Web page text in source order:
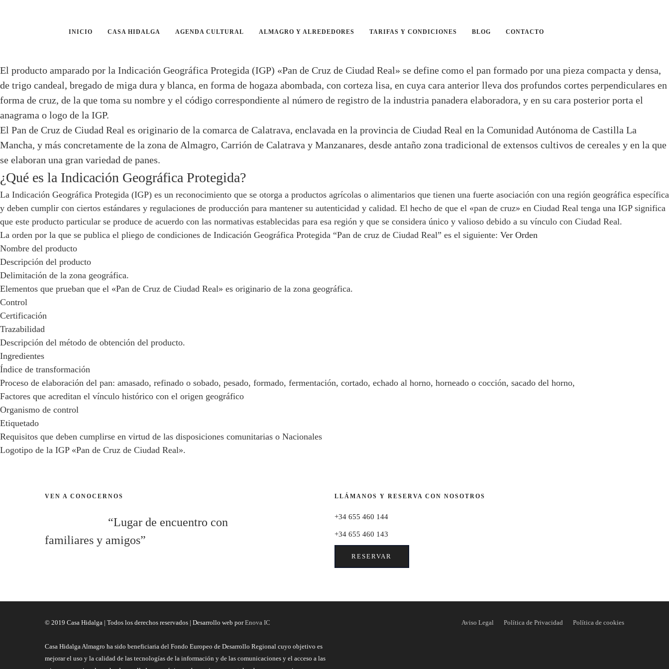
INICIO CASA HIDALGA AGENDA CULTURAL ALMAGRO Y ALREDEDORES TARIFAS Y CONDICIONES BLOG CONTACTO
El producto amparado por la Indicación Geográfica Protegida (IGP) «Pan de Cruz de Ciudad Real» se define como el pan formado por una pieza compacta y densa,
de trigo candeal, bregado de miga dura y blanca, en forma de hogaza abombada, con corteza lisa, en cuya cara anterior lleva dos profundos cortes perpendiculares en
forma de cruz, de la que toma su nombre y el código correspondiente al número de registro de la industria panadera elaboradora, y en su cara posterior porta el
anagrama o logo de la IGP.
El Pan de Cruz de Ciudad Real es originario de la comarca de Calatrava, enclavada en la provincia de Ciudad Real en la Comunidad Autónoma de Castilla La
Mancha, y más concretamente de la zona de Almagro, Carrión de Calatrava y Manzanares, desde antaño zona tradicional de extensos cultivos de cereales y en la que
se elaboran una gran variedad de panes.
¿Qué es la Indicación Geográfica Protegida?
La Indicación Geográfica Protegida (IGP) es un reconocimiento que se otorga a productos agrícolas o alimentarios que tienen una fuerte asociación con una región geográfica específica
y deben cumplir con ciertos estándares y regulaciones de producción para mantener su autenticidad y calidad. El hecho de que el «pan de cruz» en Ciudad Real tenga una IGP significa
que este producto particular se produce de acuerdo con las normativas establecidas para esa región y que se considera único y valioso debido a su vínculo con Ciudad Real.
La orden por la que se publica el pliego de condiciones de Indicación Geográfica Protegida “Pan de cruz de Ciudad Real” es el siguiente: Ver Orden
Nombre del producto
Descripción del producto
Delimitación de la zona geográfica.
Elementos que prueban que el «Pan de Cruz de Ciudad Real» es originario de la zona geográfica.
Control
Certificación
Trazabilidad
Descripción del método de obtención del producto.
Ingredientes
Índice de transformación
Proceso de elaboración del pan: amasado, refinado o sobado, pesado, formado, fermentación, cortado, echado al horno, horneado o cocción, sacado del horno,
Factores que acreditan el vínculo histórico con el origen geográfico
Organismo de control
Etiquetado
Requisitos que deben cumplirse en virtud de las disposiciones comunitarias o Nacionales
Logotipo de la IGP «Pan de Cruz de Ciudad Real».
VEN A CONOCERNOS
“Lugar de encuentro con
familiares y amigos”
LLÁMANOS Y RESERVA CON NOSOTROS
+34 655 460 144
+34 655 460 143
RESERVAR
Aviso Legal Política de Privacidad Política de cookies
© 2019 Casa Hidalga | Todos los derechos reservados | Desarrollo web porEnova IC
Casa Hidalga Almagro ha sido beneficiaria del Fondo Europeo de Desarrollo Regional cuyo objetivo es
mejorar el uso y la calidad de las tecnologías de la información y de las comunicaciones y el acceso a las